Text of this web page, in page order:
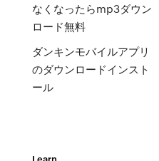
なくなったらmp3ダウン
ロード無料
ダンキンモバイルアプリ
のダウンロードインスト
ール
Learn